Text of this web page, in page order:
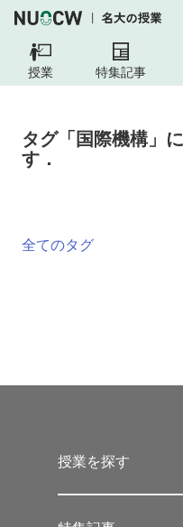
授業 特集記事
タグ「国際機構」
す．
全てのタグ
授業を探す